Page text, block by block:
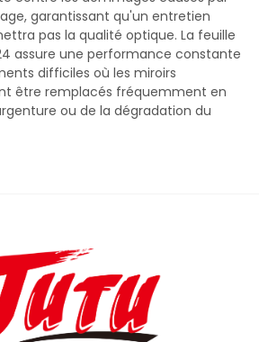
garantissant qu'un entretien
pas la qualité optique. La feuille
assure une performance constante
difficiles où les miroirs
être remplacés fréquemment en
ou de la dégradation du